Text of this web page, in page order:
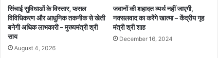
को
म
ज
बू
त
सिंचाई सुविधाओं के विस्तार, फसल
विविधिकरण और आधुनिक तकनीक से खेती
बनेगी अधिक लाभकारी – मुख्यमंत्री श्री
साय
August 4, 2026
जवानों की शहादत व्यर्थ नहीं जाएगी,
नक्सलवाद का करेंगे खात्मा – केंद्रीय गृह
मंत्री श्री शाह
December 16, 2024